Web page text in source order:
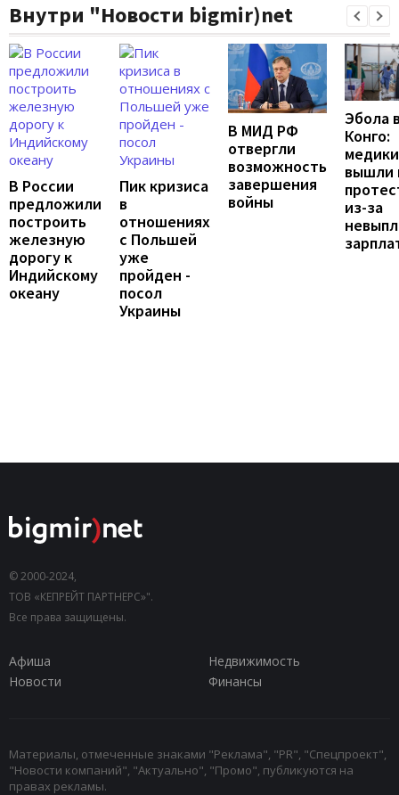
Внутри "Новости bigmir)net
В России
предложили
построить
железную
дорогу к
Индийскому
океану
Пик кризиса
в
отношениях
с Польшей
уже
пройден -
посол
Украины
В МИД РФ
отвергли
возможность
завершения
войны
Эбола
Конго:
медики
вышли
из-за
© 2000-2024,
ТОВ «КЕПРЕЙТ ПАРТНЕРС»".
Все права защищены.
Афиша
Недвижимость
Новости
Финансы
Материалы, отмеченные знаками "Реклама", "PR", "Спецпроект",
"Новости компаний", "Актуально", "Промо", публикуются на
правах рекламы.